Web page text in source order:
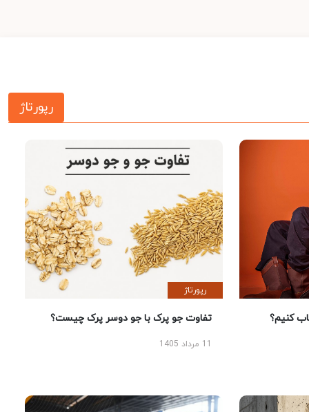
رپورتاژ
کنیم؟
رپورتاژ
تفاوت جو پرک با جو دوسر پرک چیست؟